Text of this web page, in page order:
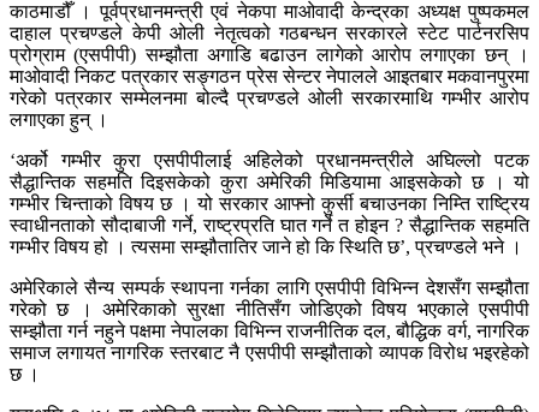
काठमाडौँ । पूर्वप्रधानमन्त्री एवं नेकपा माओवादी केन्द्रका अध्यक्ष पुष्पकमल
दाहाल प्रचण्डले केपी ओली नेतृत्वको गठबन्धन सरकारले स्टेट पार्टनरसिप
प्रोग्राम (एसपीपी) सम्झौता अगाडि बढाउन लागेको आरोप लगाएका छन् ।
माओवादी निकट पत्रकार सङ्गठन प्रेस सेन्टर नेपालले आइतबार मकवानपुरमा
गरेको पत्रकार सम्मेलनमा बोल्दै प्रचण्डले ओली सरकारमाथि गम्भीर आरोप
लगाएका हुन् ।
‘अर्को गम्भीर कुरा एसपीपीलाई अहिलेको प्रधानमन्त्रीले अघिल्लो पटक
सैद्धान्तिक सहमति दिइसकेको कुरा अमेरिकी मिडियामा आइसकेको छ । यो
गम्भीर चिन्ताको विषय छ । यो सरकार आफ्नो कुर्सी बचाउनका निम्ति राष्ट्रिय
स्वाधीनताको सौदाबाजी गर्ने, राष्ट्रप्रति घात गर्ने त होइन ? सैद्धान्तिक सहमति
गम्भीर विषय हो । त्यसमा सम्झौतातिर जाने हो कि स्थिति छ’, प्रचण्डले भने ।
अमेरिकाले सैन्य सम्पर्क स्थापना गर्नका लागि एसपीपी विभिन्न देशसँग सम्झौता
गरेको छ । अमेरिकाको सुरक्षा नीतिसँग जोडिएको विषय भएकाले एसपीपी
सम्झौता गर्न नहुने पक्षमा नेपालका विभिन्न राजनीतिक दल, बौद्धिक वर्ग, नागरिक
समाज लगायत नागरिक स्तरबाट नै एसपीपी सम्झौताको व्यापक विरोध भइरहेको
छ ।